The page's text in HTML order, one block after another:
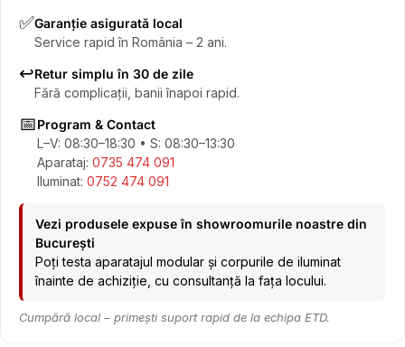
✅Garanție asigurată local
Service rapid în România – 2 ani.
↩️Retur simplu în 30 de zile
Fără complicații, banii înapoi rapid.
📅Program & Contact
L–V: 08:30–18:30 • S: 08:30–13:30
Aparataj: 0735 474 091
Iluminat: 0752 474 091
Vezi produsele expuse în showroomurile noastre din
București
Poți testa aparatajul modular și corpurile de iluminat
înainte de achiziție, cu consultanță la fața locului.
Cumpără local – primești suport rapid de la echipa ETD.